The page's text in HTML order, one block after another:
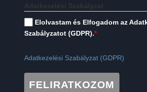
Adatkezelési Szabályzat
Elolvastam és Elfogadom az
Szabályzatot (GDPR).*
Adatkezelési Szabályzat (GDPR)
FELIRATKOZOM